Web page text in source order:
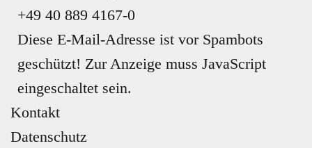
+49 40 889 4167-0
Diese E-Mail-Adresse ist vor Spambots
geschützt! Zur Anzeige muss JavaScript
eingeschaltet sein.
Kontakt
Datenschutz